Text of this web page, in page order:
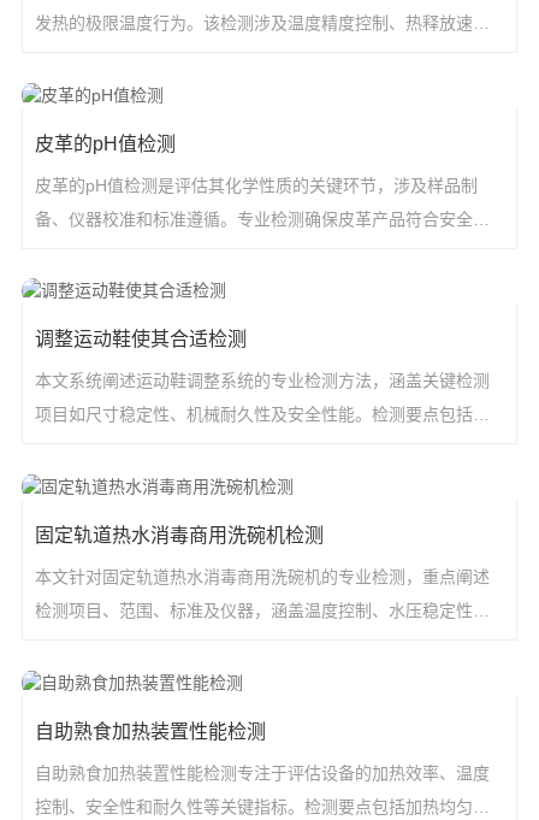
发热的极限温度行为。该检测涉及温度精度控制、热释放速率
皮革的pH值检测
皮革的pH值检测是评估其化学性质的关键环节，涉及样品制
备、仪器校准和标准遵循。专业检测确保皮革产品符合安全要
调整运动鞋使其合适检测
本文系统阐述运动鞋调整系统的专业检测方法，涵盖关键检测
项目如尺寸稳定性、机械耐久性及安全性能。检测要点包括材
固定轨道热水消毒商用洗碗机检测
本文针对固定轨道热水消毒商用洗碗机的专业检测，重点阐述
检测项目、范围、标准及仪器，涵盖温度控制、水压稳定性、
自助熟食加热装置性能检测
自助熟食加热装置性能检测专注于评估设备的加热效率、温度
控制、安全性和耐久性等关键指标。检测要点包括加热均匀